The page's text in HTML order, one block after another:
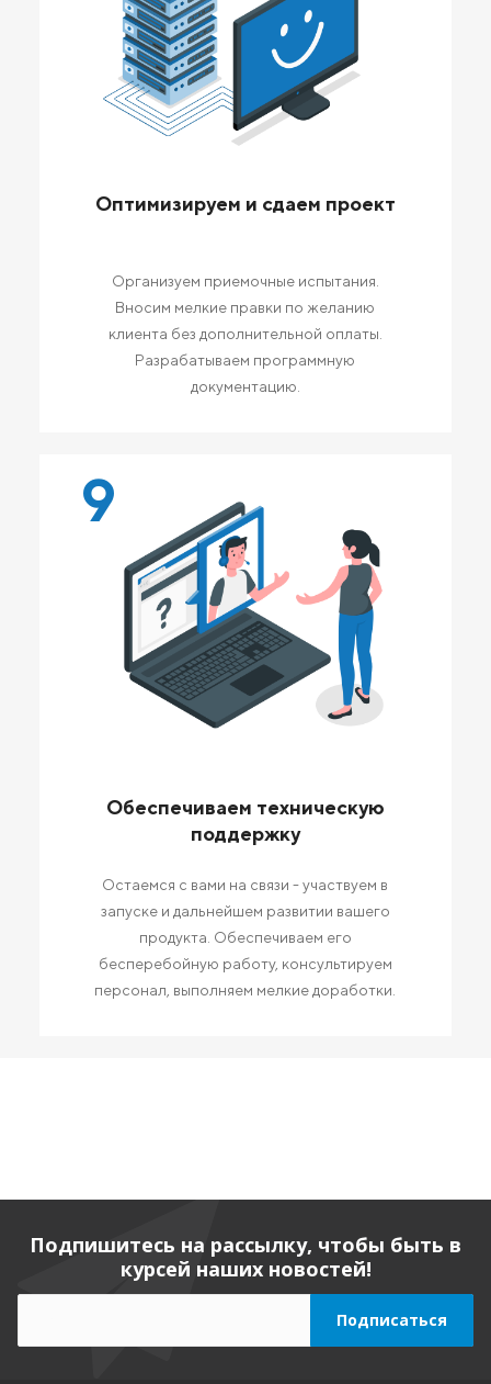
Оптимизируем и сдаем проект
Организуем приемочные испытания.
Вносим мелкие правки по желанию
клиента без дополнительной оплаты.
Разрабатываем программную
документацию.
9
Обеспечиваем техническую
поддержку
Остаемся с вами на связи - участвуем в
запуске и дальнейшем развитии вашего
продукта. Обеспечиваем его
бесперебойную работу, консультируем
персонал, выполняем мелкие доработки.
Подпишитесь на рассылку, чтобы быть в
курсей наших новостей!